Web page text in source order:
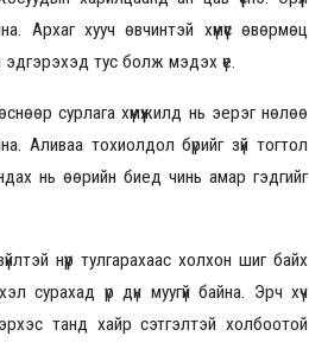
хууч өвчинтэй хүмүүс өвөрмөц
тус болж мэдэх үе.
сурлага хүмүүжилд нь эерэг нөлөө
Аливаа тохиолдол бүрийг зүй тогтол
нь өөрийн биед чинь амар гэдгийг
нүүр тулгарахаас холхон шиг байх
сурахад үр дүн муугүй байна. Эрч хүч
танд хайр сэтгэлтэй холбоотой
2026.09.19